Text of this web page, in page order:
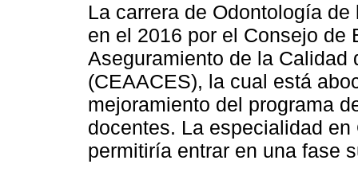
La carrera de Odontología
en el 2016 por el Consejo de
Aseguramiento de la Calidad
(CEAACES), la cual está
mejoramiento del programa
docentes. La especialidad
permitiría entrar en una fase